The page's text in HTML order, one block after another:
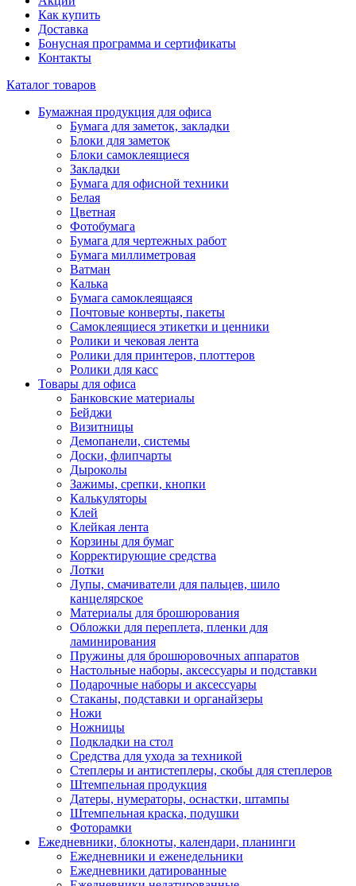
Как купить
Доставка
Бонусная программа и сертификаты
Контакты
Каталог товаров
Бумажная продукция для офиса
Бумага для заметок, закладки
Блоки для заметок
Блоки самоклеящиеся
Закладки
Бумага для офисной техники
Белая
Цветная
Фотобумага
Бумага для чертежных работ
Бумага миллиметровая
Ватман
Калька
Бумага самоклеящаяся
Почтовые конверты, пакеты
Самоклеящиеся этикетки и ценники
Ролики и чековая лента
Ролики для принтеров, плоттеров
Ролики для касс
Товары для офиса
Банковские материалы
Бейджи
Визитницы
Демопанели, системы
Доски, флипчарты
Дыроколы
Зажимы, срепки, кнопки
Калькуляторы
Клей
Клейкая лента
Корзины для бумаг
Корректирующие средства
Лотки
Лупы, смачиватели для пальцев, шило
канцелярское
Материалы для брошюрования
Обложки для переплета, пленки для
ламинирования
Пружины для брошюровочных аппаратов
Настольные наборы, аксессуары и подставки
Подарочные наборы и аксессуары
Стаканы, подставки и органайзеры
Ножи
Ножницы
Подкладки на стол
Средства для ухода за техникой
Степлеры и антистеплеры, скобы для степлеров
Штемпельная продукция
Датеры, нумераторы, оснастки, штампы
Штемпельная краска, подушки
Фоторамки
Ежедневники, блокноты, календари, планинги
Ежедневники и еженедельники
Ежедневники датированные